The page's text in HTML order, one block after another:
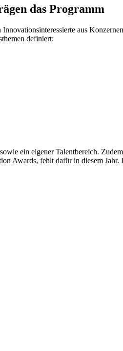
das Programm
aus
definiert:
ein eigener Talentbereich.
Awards, fehlt dafür in diesem Jahr.